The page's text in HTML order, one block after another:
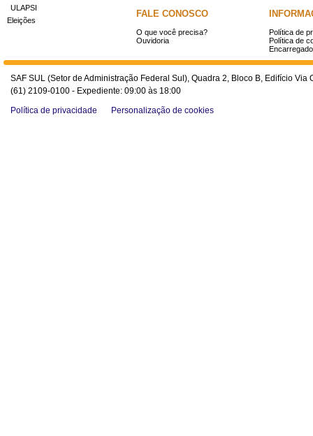
ULAPSI
Eleições
FALE CONOSCO
O que você precisa?
Ouvidoria
Política de
Política de
SAF SUL (Setor de Administração Federal Sul), Quadra 2, Bloco B, Edifício
(61) 2109-0100 - Expediente: 09:00 às 18:00
Política de privacidade
Personalização de cookies